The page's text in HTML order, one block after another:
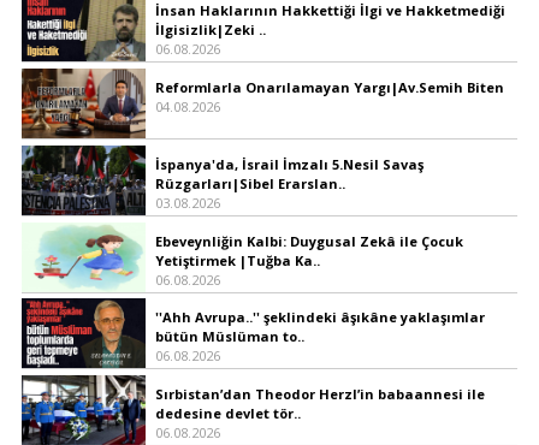
İnsan Haklarının Hakkettiği İlgi ve Hakketmediği
İlgisizlik|Zeki ..
06.08.2026
Reformlarla Onarılamayan Yargı|Av.Semih Biten
04.08.2026
İspanya'da, İsrail İmzalı 5.Nesil Savaş
Rüzgarları|Sibel Erarslan..
03.08.2026
Ebeveynliğin Kalbi: Duygusal Zekâ ile Çocuk
Yetiştirmek |Tuğba Ka..
06.08.2026
''Ahh Avrupa..'' şeklindeki âşıkâne yaklaşımlar
bütün Müslüman to..
06.08.2026
Sırbistan’dan Theodor Herzl’in babaannesi ile
dedesine devlet tör..
06.08.2026